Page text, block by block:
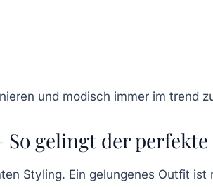
gelingt der perfekte
Styling. Ein gelungenes Outfit